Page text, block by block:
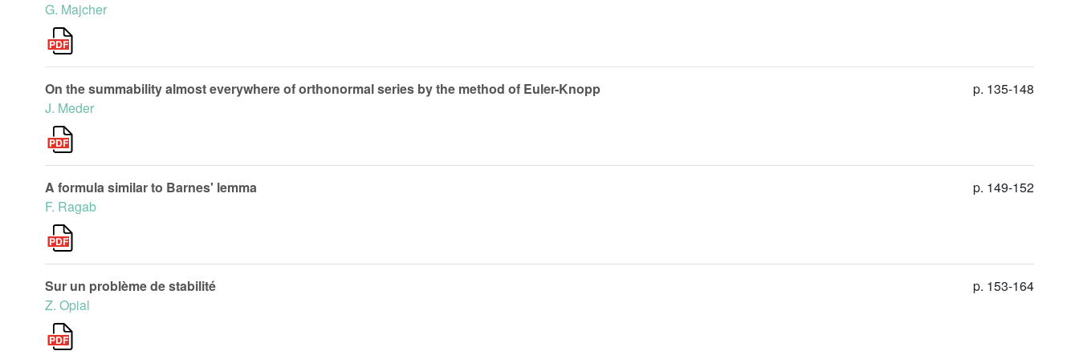
G. Majcher
On the summability almost everywhere of orthonormal series by the method of Euler-Knopp
J. Meder
p. 135-148
A formula similar to Barnes' lemma
F. Ragab
p. 149-152
Sur un problème de stabilité
Z. Opial
p. 153-164